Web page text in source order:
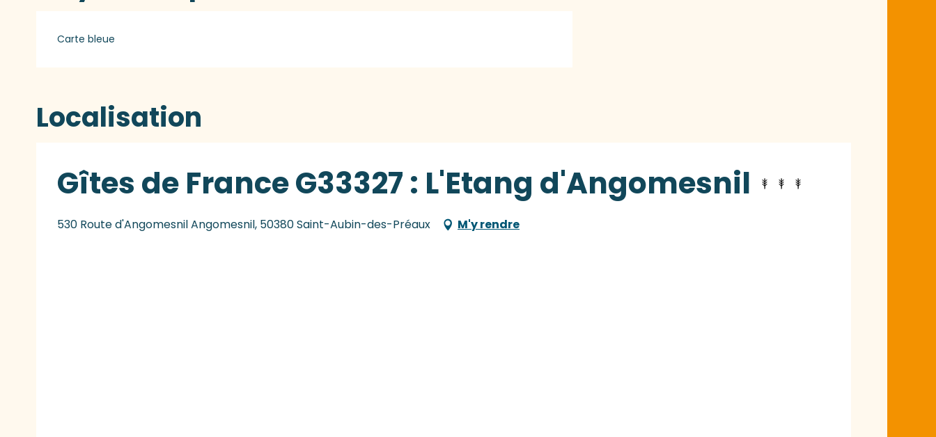
Carte bleue
Localisation
Gîtes de France G33327 : L'Etang d'Angomesnil
530 Route d'Angomesnil Angomesnil, 50380 Saint-Aubin-des-Préaux M'y rendre